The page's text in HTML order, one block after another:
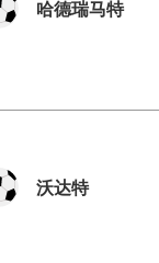
哈德瑞马特
沃达特